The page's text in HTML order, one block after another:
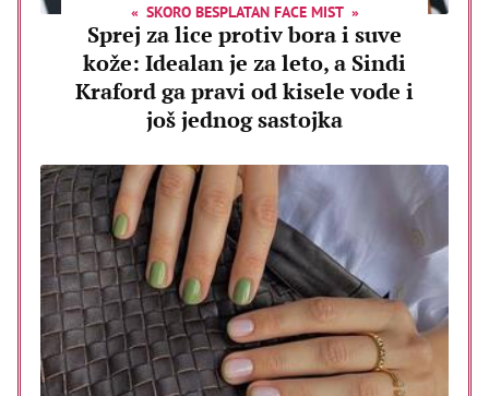
SKORO BESPLATAN FACE MIST
Sprej za lice protiv bora i suve
kože: Idealan je za leto, a Sindi
Kraford ga pravi od kisele vode i
još jednog sastojka